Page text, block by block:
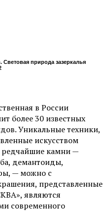
Световая природа зазеркалья
в России
более 30 известных
Уникальные техники,
искусством
камни —
демантоиды,
— можно с
представленные
являются
современного